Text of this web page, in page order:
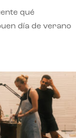
qué
día de verano